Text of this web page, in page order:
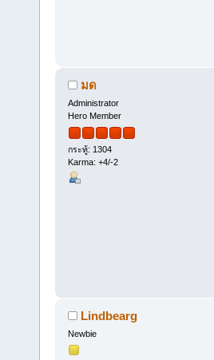
มด
Administrator
Hero Member
กระทู้: 1304
Karma: +4/-2
Lindbearg
Newbie